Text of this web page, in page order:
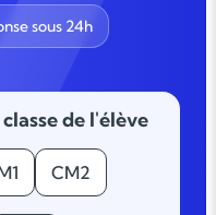
sous 24h
de l'élève
CM2